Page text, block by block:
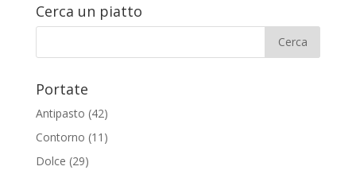
Cerca un piatto
Portate
Antipasto (42)
Contorno (11)
Dolce (29)